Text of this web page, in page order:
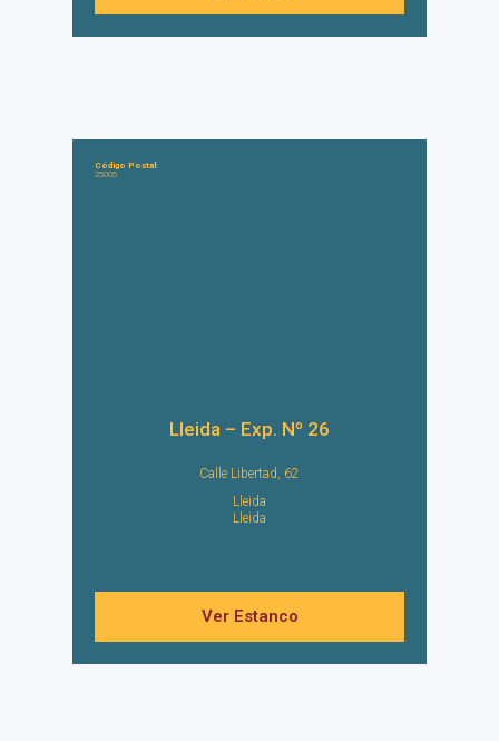
Código Postal:
25005
Lleida – Exp. Nº 26
Calle Libertad, 62
Lleida
Lleida
Ver Estanco